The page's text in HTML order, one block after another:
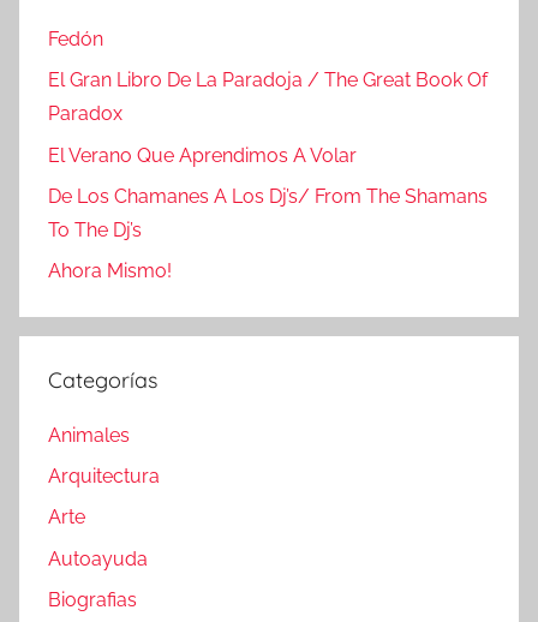
Fedón
El Gran Libro De La Paradoja / The Great Book Of
Paradox
El Verano Que Aprendimos A Volar
De Los Chamanes A Los Dj’s/ From The Shamans
To The Dj’s
Ahora Mismo!
Categorías
Animales
Arquitectura
Arte
Autoayuda
Biografias